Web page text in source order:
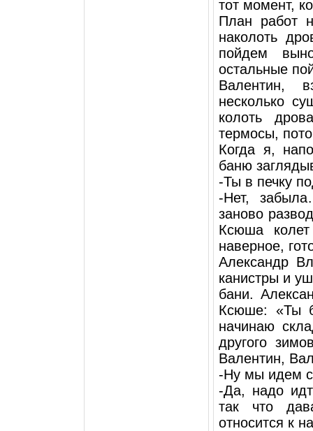
тот момент,
План работ
наколоть
пойдем
остальные
Валентин,
несколько
колоть
термосы,
Когда я,
баню
-Ты в печку
-Нет,
заново
Ксюша
наверное,
Александр
канистры и
бани.
Ксюше: «Ты
начинаю
другого
Валентин,
-Ну мы идем
-Да, надо
так что
относится к